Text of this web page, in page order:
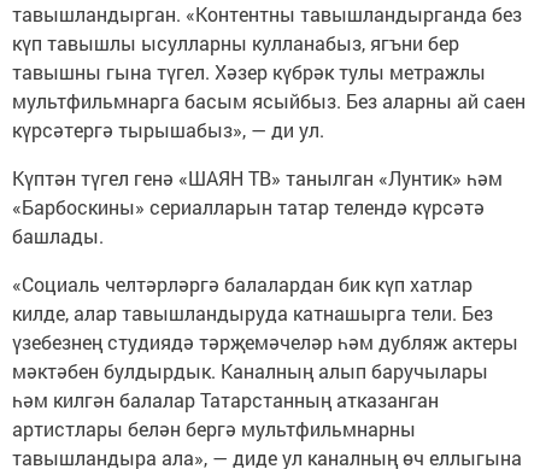
тавышландырган. «Контентны тавышландырганда без
күп тавышлы ысулларны кулланабыз, ягъни бер
тавышны гына түгел. Хәзер күбрәк тулы метражлы
мультфильмнарга басым ясыйбыз. Без аларны ай саен
күрсәтергә тырышабыз», — ди ул.
Күптән түгел генә «ШАЯН ТВ» танылган «Лунтик» һәм
«Барбоскины» сериалларын татар телендә күрсәтә
башлады.
«Социаль челтәрләргә балалардан бик күп хатлар
килде, алар тавышландыруда катнашырга тели. Без
үзебезнең студиядә тәрҗемәчеләр һәм дубляж актеры
мәктәбен булдырдык. Каналның алып баручылары
һәм килгән балалар Татарстанның атказанган
артистлары белән бергә мультфильмнарны
тавышландыра ала», — диде ул каналның өч еллыгына